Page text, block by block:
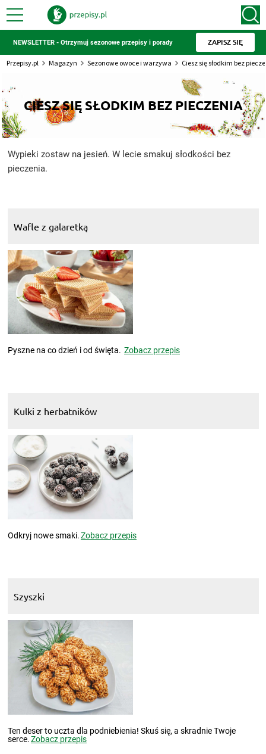
NEWSLETTER - Otrzymuj sezonowe przepisy i porady ZAPISZ SIĘ
Przepisy.pl Magazyn Sezonowe owoce i warzywa Ciesz się słodkim bez
CIESZ SIĘ SŁODKIM BEZ PIECZENIA
Wypieki zostaw na jesień. W lecie smakuj słodkości bez
pieczenia.
Wafle z galaretką
Pyszne na co dzień i od święta. Zobacz przepis
Kulki z herbatników
Odkryj nowe smaki.Zobacz przepis
Szyszki
Ten deser to uczta dla podniebienia! Skuś się, a skradnie Twoje
serce.Zobacz przepis